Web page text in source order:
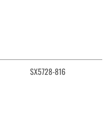
SX5728-816